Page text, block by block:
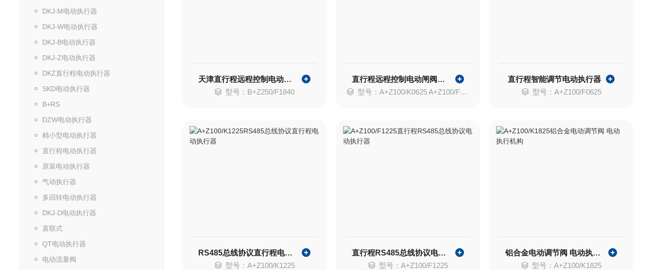
DKJ-M电动执行器
DKJ-W电动执行器
DKJ-B电动执行器
DKJ-Z电动执行器
DKZ直行程电动执行器
SKD电动执行器
B+RS
DZW电动执行器
精小型电动执行器
直行程电动执行器
原装电动执行器
气动执行器
多回转电动执行器
DKJ-D电动执行器
直联式
QT电动执行器
电动流量阀
天津直行程远程控制电动执行器
型号：B+Z250/F1840
直行程远程控制电动闸阀执行器
型号：A+Z100/K0625 A+Z100/F0625
直行程智能调节电动执行器
型号：A+Z100/F0625
RS485总线协议直行程电动执行器
型号：A+Z100/K1225
直行程RS485总线协议电动执行器
型号：A+Z100/F1225
铝合金电动调节阀 电动执行机构
型号：A+Z100/K1825